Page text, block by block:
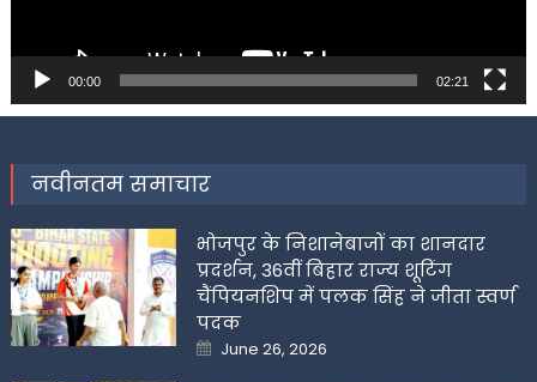
00:00 02:21
नवीनतम समाचार
भोजपुर के निशानेबाजों का शानदार
प्रदर्शन, 36वीं बिहार राज्य शूटिंग
चैंपियनशिप में पलक सिंह ने जीता स्वर्ण
पदक
Posted
on
June 26, 2026